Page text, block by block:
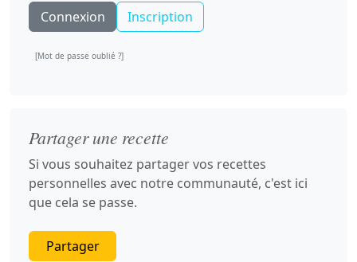
Inscription
[Mot de passe oublié ?]
Partager une recette
Si vous souhaitez partager vos recettes
personnelles avec notre communauté, c'est ici
que cela se passe.
Partager